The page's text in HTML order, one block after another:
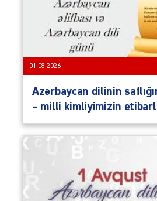
01.08.2026
Azərbaycan dilinin
– milli kimliyimizin